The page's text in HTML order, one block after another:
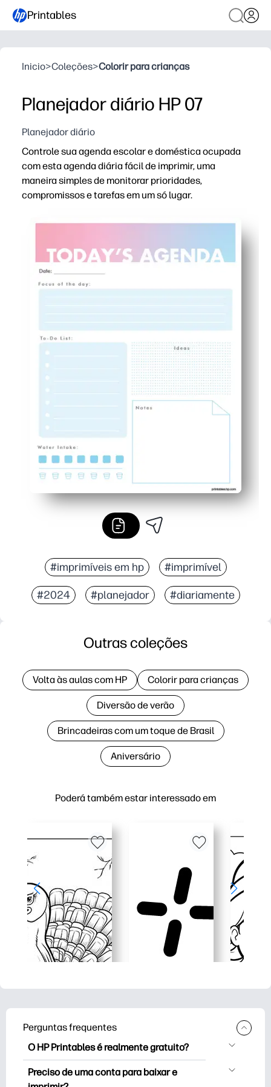
Printables
Inicio>Coleções>Colorir para crianças
Planejador diário HP 07
Planejador diário
Controle sua agenda escolar e doméstica ocupada
com esta agenda diária fácil de imprimir, uma
maneira simples de monitorar prioridades,
compromissos e tarefas em um só lugar.
O design Print-and-Go economiza tempo de
Seções limpas e organizadas facilitam o
O layout familiar ajuda as crianças a se
Flexível e reutilizável - imprima quantas páginas
#imprimíveis em hp #imprimível
#2024 #planejador #diariamente
Poderá também estar interessado em
Outras coleções
Volta às aulas com HP Colorir para crianças
Diversão de verão
Brincadeiras com um toque de Brasil
Aniversário
Perguntas frequentes
O HP Printables é realmente gratuito?
O HP Printables oferece mais de 2,500
impressoras gratuitas para baixar e
Preciso de uma conta para baixar e